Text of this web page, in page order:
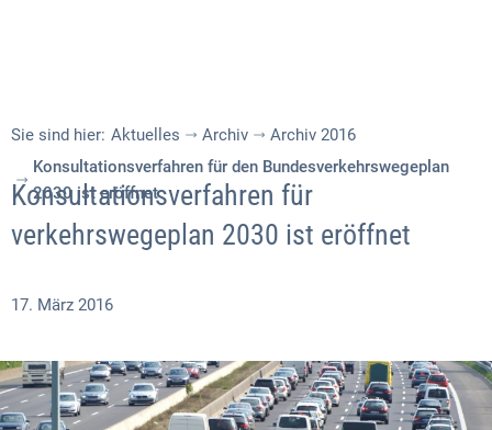
Sie sind hier: Aktuelles Archiv
Archiv 2016
Konsultationsverfahren für den Bundesverkehrswegeplan
2030 ist eröffnet
Konsultationsverfahren für
verkehrswegeplan 2030 ist eröffnet
17. März 2016